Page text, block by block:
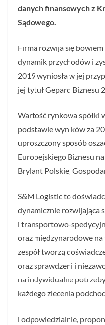
danych finansowych z
Sądowego.
Firma rozwija się
dynamik przychodów i
2019 wyniosła w jej
jej tytuł Gepard Biznesu
Wartość rynkowa spółki
podstawie wyników za
uproszczony sposób
Europejskiego Biznesu na
Brylant Polskiej
S&M Logistic to
dynamicznie rozwijająca
i transportowo-
oraz międzynarodowe na
zespół tworzą
oraz sprawdzeni i
na indywidualne
każdego zlecenia
i odpowiedzialnie,